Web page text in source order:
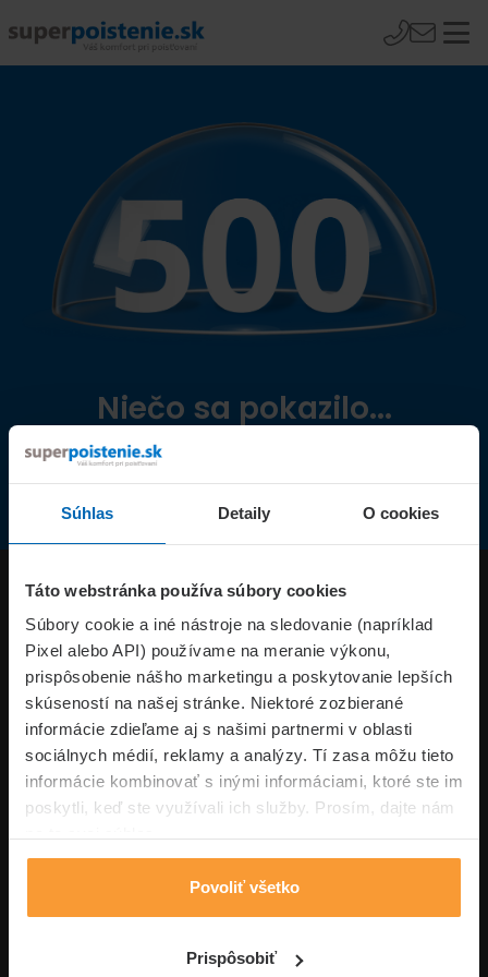
Súhlas Detaily O cookies
Táto webstránka používa súbory cookies
Súbory cookie a iné nástroje na sledovanie (napríklad
Pixel alebo API) používame na meranie výkonu,
prispôsobenie nášho marketingu a poskytovanie lepších
skúseností na našej stránke. Niektoré zozbierané
informácie zdieľame aj s našimi partnermi v oblasti
sociálnych médií, reklamy a analýzy. Tí zasa môžu tieto
informácie kombinovať s inými informáciami, ktoré ste im
poskytli, keď ste využívali ich služby. Prosím, dajte nám
Povoliť všetko
Prispôsobiť
Niečo sa pokazilo...
Přejít na úvodní stránku
Produkty
Superpoistenie.sk
Informácie
Typy poistení
Volajte pon-pia: 09:00–17:00 hod
0850 100 101
Napíšte nám